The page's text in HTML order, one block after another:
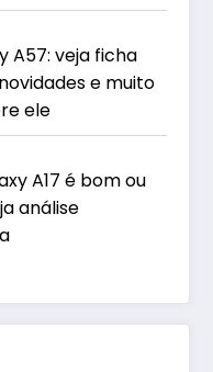
A57: veja ficha
e muito
ele
A17 é bom ou
análise